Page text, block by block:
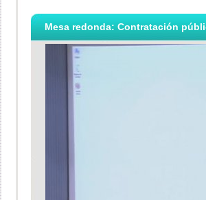
Mesa redonda: Contratación